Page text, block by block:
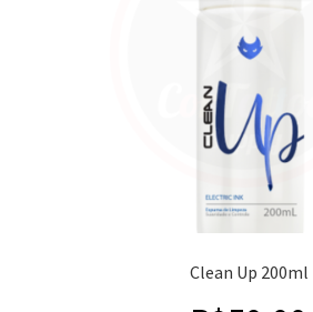
Clean Up 200ml